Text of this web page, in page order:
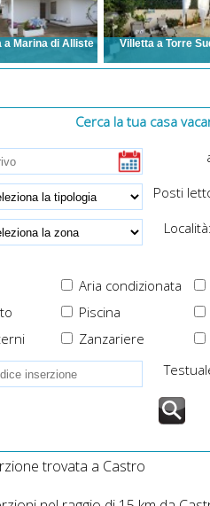
a Marina di Alliste
letto: da 3 a 7
ammessi,
Spazi esterni,
Internet
Villetta a Torre
Posti letto: da 2 a
Animali ammessi,
mare, Barbecue,
esterni,
recintati
Cerca la tua casa
Posti
Località:
Aria condizionata
Piscina
Zanzariere
trovata a Castro